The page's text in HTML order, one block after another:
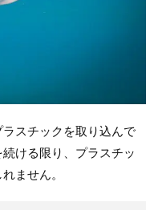
スチックを取り込んで
ける限り、プラスチッ
ません。